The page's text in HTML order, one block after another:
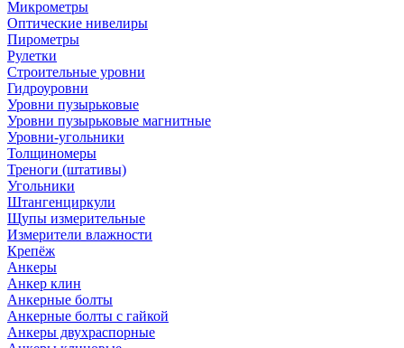
Микрометры
Оптические нивелиры
Пирометры
Рулетки
Строительные уровни
Гидроуровни
Уровни пузырьковые
Уровни пузырьковые магнитные
Уровни-угольники
Толщиномеры
Треноги (штативы)
Угольники
Штангенциркули
Щупы измерительные
Измерители влажности
Крепёж
Анкеры
Анкер клин
Анкерные болты
Анкерные болты с гайкой
Анкеры двухраспорные